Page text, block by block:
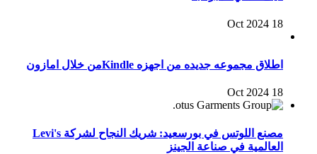
18 Oct 2024
اطلاق مجموعه جديده من اجهزه Kindleمن خلال امازون
18 Oct 2024
مصنع اللوتس في بورسعيد: شريك النجاح لشركة Levi's
العالمية في صناعة الجينز